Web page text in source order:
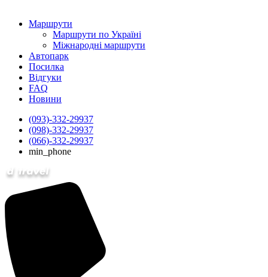
Маршрути
Маршрути по Україні
Міжнародні маршрути
Автопарк
Посилка
Відгуки
FAQ
Новини
(093)-332-29937
(098)-332-29937
(066)-332-29937
min_phone